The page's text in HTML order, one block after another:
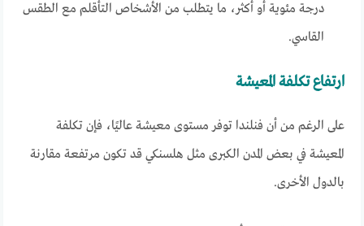
درجة مئوية أو أكثر، ما يتطلب من الأشخاص التأقلم مع الطقس
القاسي.
ارتفاع تكلفة المعيشة
على الرغم من أن فنلندا توفر مستوى معيشة عاليًا، فإن تكلفة
المعيشة في بعض المدن الكبرى مثل هلسنكي قد تكون مرتفعة مقارنة
بالدول الأخرى.